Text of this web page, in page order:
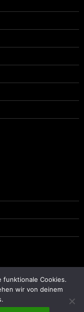
funktionale Cookies.
wir von deinem